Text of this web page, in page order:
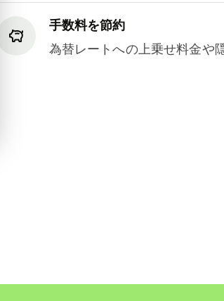
手数料を節約
為替レートへの上乗せ料金や